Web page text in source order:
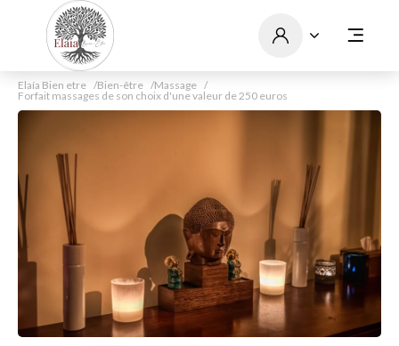
Elaía Bien etre Bien-être
Massage
Forfait massages de son choix d'une valeur de 250 euros